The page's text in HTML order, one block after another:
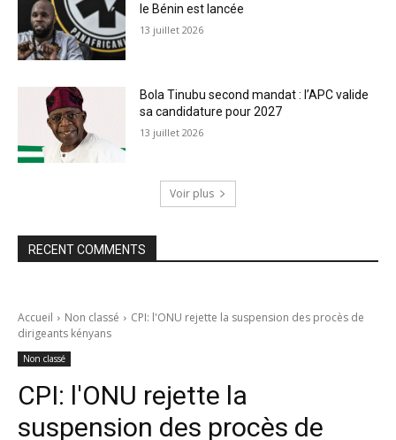
le Bénin est lancée
13 juillet 2026
Bola Tinubu second mandat : l’APC valide
sa candidature pour 2027
13 juillet 2026
Voir plus
RECENT COMMENTS